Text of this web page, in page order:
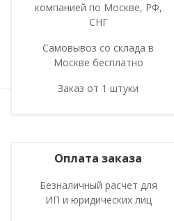
компанией по Москве, РФ,
СНГ
Самовывоз со склада в
Москве бесплатно
Заказ от 1 штуки
Оплата заказа
Безналичный расчет для
ИП и юридических лиц